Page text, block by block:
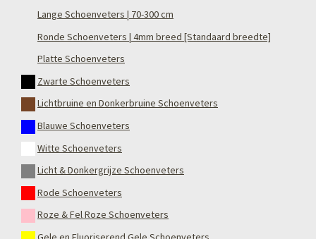
Lange Schoenveters | 70-300 cm
Ronde Schoenveters | 4mm breed [Standaard breedte]
Platte Schoenveters
Zwarte Schoenveters
Lichtbruine en Donkerbruine Schoenveters
Blauwe Schoenveters
Witte Schoenveters
Licht & Donkergrijze Schoenveters
Rode Schoenveters
Roze & Fel Roze Schoenveters